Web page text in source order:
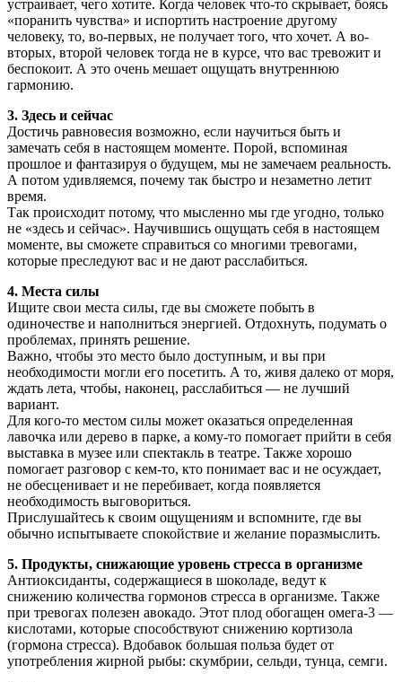
устраивает, чего хотите. Когда человек что-то скрывает, боясь
«поранить чувства» и испортить настроение другому
человеку, то, во-первых, не получает того, что хочет. А во-
вторых, второй человек тогда не в курсе, что вас тревожит и
беспокоит. А это очень мешает ощущать внутреннюю
гармонию.
3. Здесь и сейчас
Достичь равновесия возможно, если научиться быть и
замечать себя в настоящем моменте. Порой, вспоминая
прошлое и фантазируя о будущем, мы не замечаем реальность.
А потом удивляемся, почему так быстро и незаметно летит
время.
Так происходит потому, что мысленно мы где угодно, только
не «здесь и сейчас». Научившись ощущать себя в настоящем
моменте, вы сможете справиться со многими тревогами,
которые преследуют вас и не дают расслабиться.
4. Места силы
Ищите свои места силы, где вы сможете побыть в
одиночестве и наполниться энергией. Отдохнуть, подумать о
проблемах, принять решение.
Важно, чтобы это место было доступным, и вы при
необходимости могли его посетить. А то, живя далеко от моря,
ждать лета, чтобы, наконец, расслабиться — не лучший
вариант.
Для кого-то местом силы может оказаться определенная
лавочка или дерево в парке, а кому-то помогает прийти в себя
выставка в музее или спектакль в театре. Также хорошо
помогает разговор с кем-то, кто понимает вас и не осуждает,
не обесценивает и не перебивает, когда появляется
необходимость выговориться.
Прислушайтесь к своим ощущениям и вспомните, где вы
обычно испытываете спокойствие и желание поразмыслить.
5. Продукты, снижающие уровень стресса в организме
Антиоксиданты, содержащиеся в шоколаде, ведут к
снижению количества гормонов стресса в организме. Также
при тревогах полезен авокадо. Этот плод обогащен омега-3 —
кислотами, которые способствуют снижению кортизола
(гормона стресса). Вдобавок большая польза будет от
употребления жирной рыбы: скумбрии, сельди, тунца, семги.